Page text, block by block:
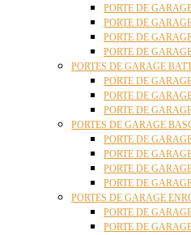
PORTE DE
PORTE DE
PORTE DE
PORTE DE
PORTES DE GARAGE
PORTE DE
PORTE DE
PORTE DE
PORTES DE GARAGE
PORTE DE
PORTE DE
PORTE DE
PORTE DE
PORTES DE GARAGE
PORTE DE
PORTE DE